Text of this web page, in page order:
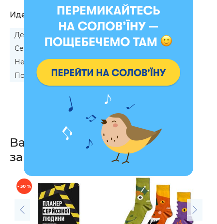
Идеально подходит
Девушке на День ангела
Дочке на 8 Марта
Сестре на День Рождения
Невестке на День Рождения
Подруге на День Рождения
Дочке на юбилей
Вас также могут
заинтересовать
- 30 %